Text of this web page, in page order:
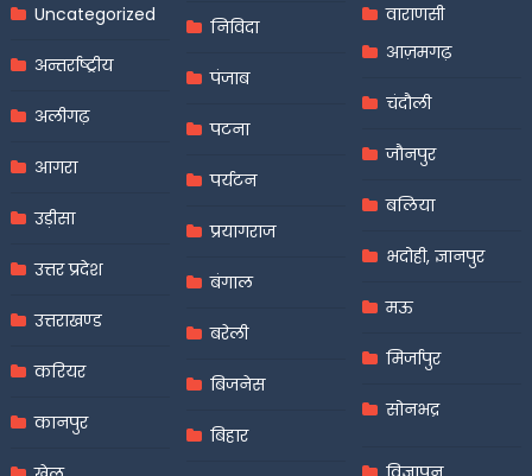
Uncategorized
अन्तर्राष्ट्रीय
अलीगढ़
आगरा
उड़ीसा
उत्तर प्रदेश
उत्तराखण्ड
करियर
कानपुर
निविदा
पंजाब
पटना
पर्यटन
प्रयागराज
बंगाल
बरेली
बिजनेस
बिहार
वाराणसी
आज़मगढ़
चंदौली
जौनपुर
बलिया
भदोही, ज्ञानपुर
मऊ
मिर्जापुर
सोनभद्र